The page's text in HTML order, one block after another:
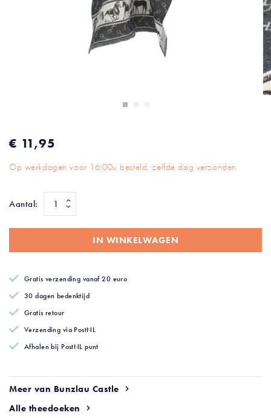
het
van
afbeeldingen-
gallerij
€ 11,95
Op werkdagen voor 16:00u besteld, zelfde dag verzonden
Aantal:
IN WINKELWAGEN
Gratis verzending vanaf 20 euro
30 dagen bedenktijd
Gratis retour
Verzending via PostNL
Afhalen bij PostNL punt
Meer van Bunzlau Castle
Alle theedoeken